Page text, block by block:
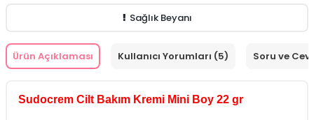
Sağlık Beyanı
Ürün Açıklaması Kullanıcı Yorumları (5) Soru ve
Sudocrem Cilt Bakım Kremi Mini Boy 22 gr